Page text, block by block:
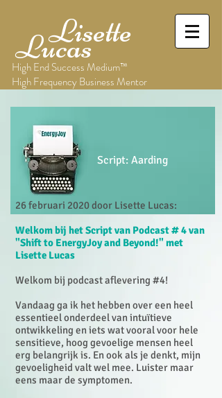
Lisette
Lucas
High End Success Medium™
High Frequency Business Mentor
26 februari 2020 door Lisette Lucas:
Welkom bij het Script van Podcast # 4 van
"Shift to EnergyJoy and Beyond!" met
Lisette Lucas
Welkom bij podcast aflevering #4!
Vandaag ga ik het hebben over een heel
essentieel onderdeel van intuïtieve
ontwikkeling en iets wat vooral voor hele
sensitieve, hoog gevoelige mensen heel
erg belangrijk is. En ook als je denkt, mijn
gevoeligheid valt wel mee. Luister maar
eens maar de symptomen.
Script: Aarding